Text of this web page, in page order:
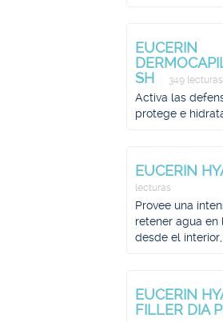
EUCERIN
SH
349 lecturas
Activa las
protege e
EUCERIN
lecturas
Provee una
retener agua en
desde el
EUCERIN
FILLER DIA